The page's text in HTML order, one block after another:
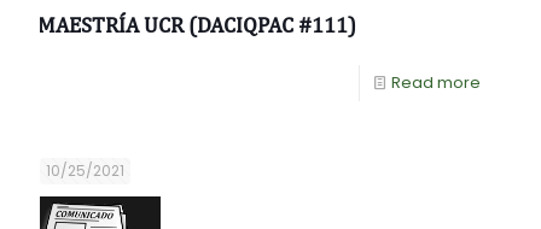
MAESTRÍA UCR (DACIQPAC #111)
Read more
10/25/2021